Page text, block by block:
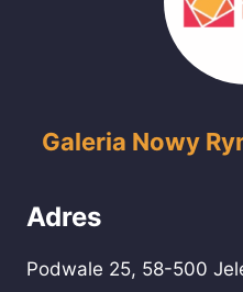
Galeria Nowy
Adres
Podwale 25, 58-500